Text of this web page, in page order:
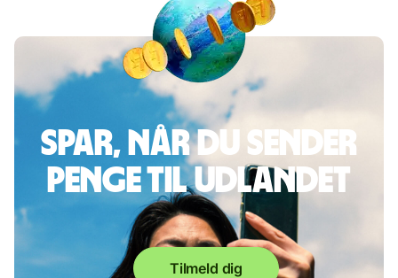
Spar, når du sender
penge til udlandet
Tilmeld dig